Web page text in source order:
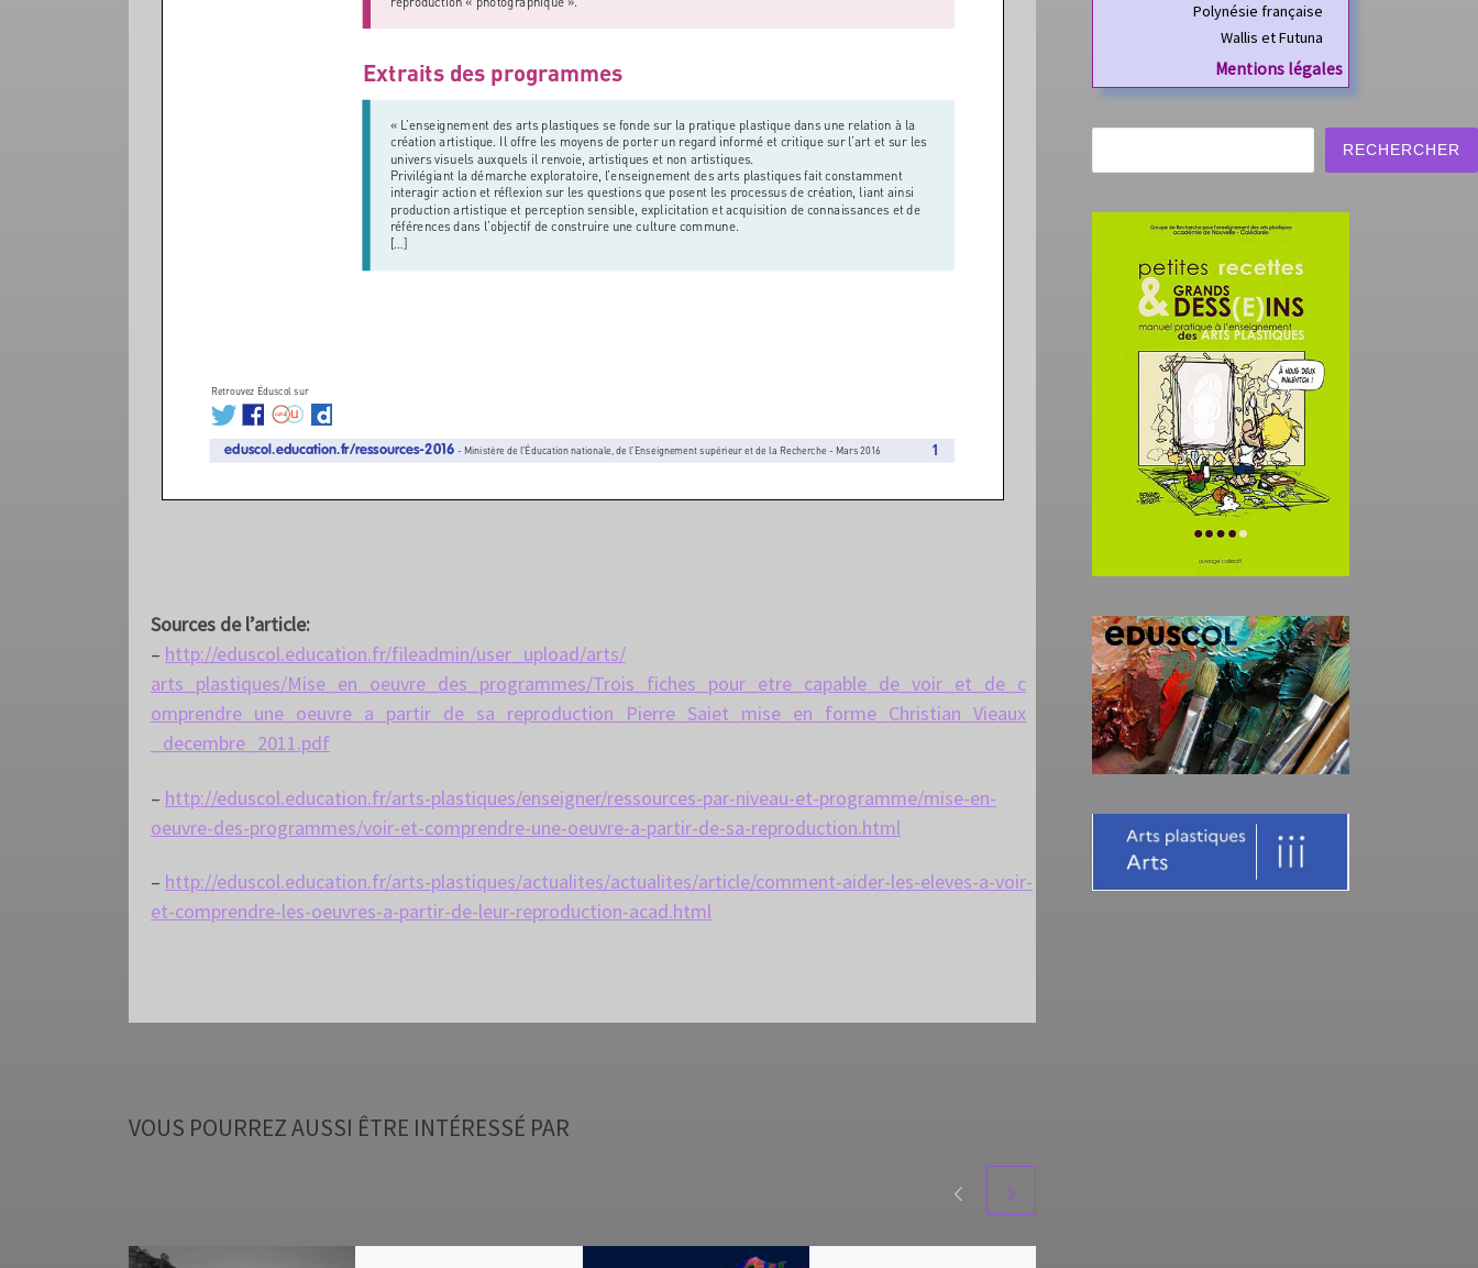
Sources de l’article:
– http://eduscol.education.fr/fileadmin/user_upload/arts/
arts_plastiques/Mise_en_oeuvre_des_programmes/Trois_fiches_pour_etre_capable_de_voir_et_de_c
omprendre_une_oeuvre_a_partir_de_sa_reproduction_Pierre_Saiet_mise_en_forme_Christian_Vieaux
_decembre_2011.pdf
– http://eduscol.education.fr/arts-plastiques/enseigner/ressources-par-niveau-et-programme/mise-en-
oeuvre-des-programmes/voir-et-comprendre-une-oeuvre-a-partir-de-sa-reproduction.html
– http://eduscol.education.fr/arts-plastiques/actualites/actualites/article/comment-aider-les-eleves-a-voir-
et-comprendre-les-oeuvres-a-partir-de-leur-reproduction-acad.html
VOUS POURREZ AUSSI ÊTRE INTÉRESSÉ PAR
Polynésie française
Wallis et Futuna
Mentions légales
RECHERCHER